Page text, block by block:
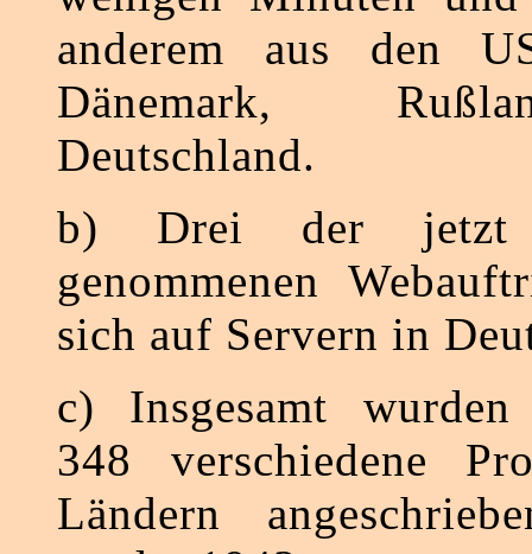
anderem aus den
Dänemark,
Deutschland.
b) Drei der jetzt
genommenen
sich auf Servern in
c) Insgesamt wurden
348 verschiedene
Ländern